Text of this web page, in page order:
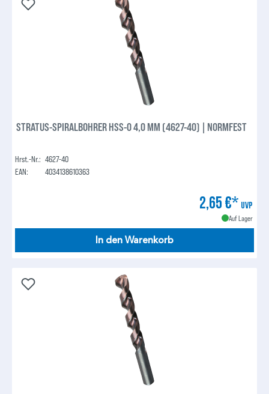
STRATUS-SPIRALBOHRER HSS-O 4,0 MM (4627-40) | NORMFEST
Hrst.-Nr.: 4627-40
EAN:
4034138610363
2,65 €* UVP
Auf Lager
In den Warenkorb